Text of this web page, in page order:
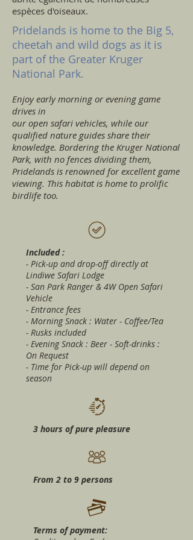
espèces d'oiseaux.
Pridelands is home to the Big 5,
cheetah and wild dogs as it is
part of the Greater Kruger
National Park.
Enjoy early morning or evening game
drives in
our open safari vehicles, while our
qualified nature guides share their
knowledge. Bordering the Kruger National
Park, with no fences dividing them,
Pridelands is renowned for excellent game
viewing. This habitat is home to prolific
birdlife too.
Included :
- Pick-up and drop-off directly at
Lindiwe Safari Lodge
- San Park Ranger & 4W Open Safari
Vehicle
- Entrance fees
- Morning Snack : Water - Coffee/Tea
- Rusks included
- Evening Snack : Beer - Soft-drinks :
On Request
- Time for Pick-up will depend on
season
3 hours of pure pleasure
From 2 to 9 persons
Terms of payment: